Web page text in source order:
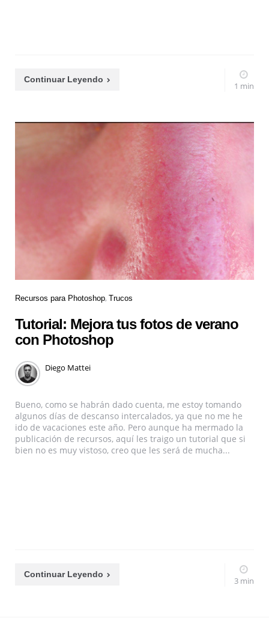
Continuar Leyendo
1 min
Recursos para Photoshop Trucos
Tutorial: Mejora tus fotos de verano
con Photoshop
Diego Mattei
Bueno, como se habrán dado cuenta, me estoy tomando
algunos días de descanso intercalados, ya que no me he
ido de vacaciones este año. Pero aunque ha mermado la
publicación de recursos, aquí les traigo un tutorial que si
bien no es muy vistoso, creo que les será de mucha...
Continuar Leyendo
3 min